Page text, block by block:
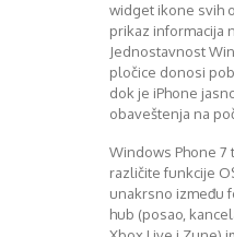
widget ikone svih
prikaz informacija
Jednostavnost
pločice donosi
dok je iPhone
obaveštenja na
Windows Phone 7
različite funkcije
unakrsno između
hub (posao,